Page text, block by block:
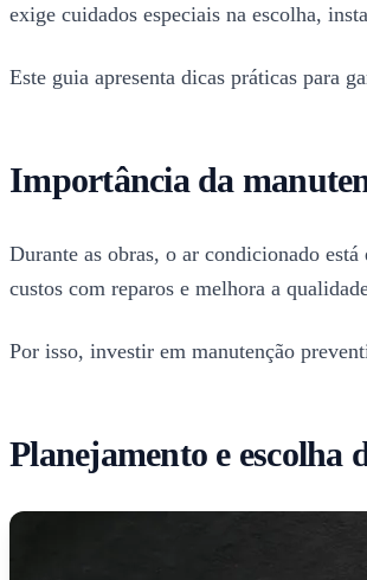
exige cuidados especiais na escolha,
Este guia apresenta dicas práticas para
Importância da
Durante as obras, o ar condicionado
custos com reparos e melhora a
Por isso, investir em manutenção
Planejamento e escolha